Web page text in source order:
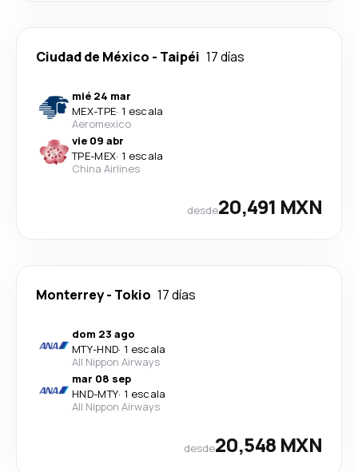
Ciudad de México - Taipéi 17 días
mié 24 mar
MEX-TPE· 1 escala
Aeromexico
vie 09 abr
TPE-MEX· 1 escala
China Airlines
desde20,491 MXN
Monterrey- Tokio 17 días
dom 23 ago
MTY-HND· 1 escala
All Nippon Airways
mar 08 sep
HND-MTY· 1 escala
All Nippon Airways
desde20,548 MXN